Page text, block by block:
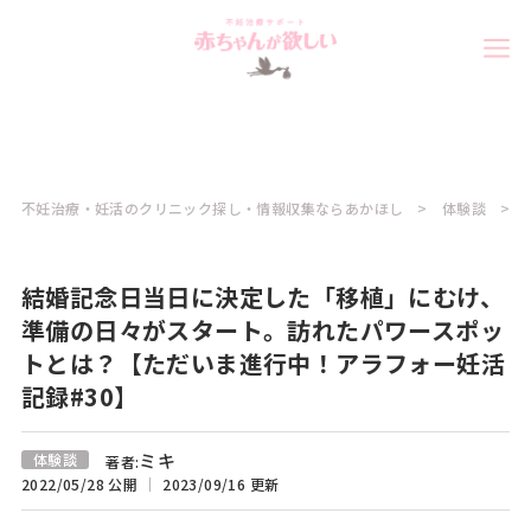
不妊治療・妊活のクリニック探し・情報収集ならあかほし 体験談
結婚記念日当日に決定した「移植」にむけ、
準備の日々がスタート。訪れたパワースポッ
トとは？【ただいま進行中！アラフォー妊活
記録#30】
体験談 著者:ミキ
2022/05/28 公開 2023/09/16 更新